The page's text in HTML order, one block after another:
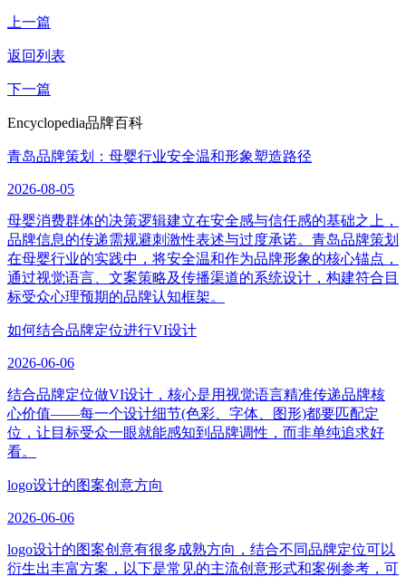
上一篇
返回列表
下一篇
Encyclopedia品牌百科
青岛品牌策划：母婴行业安全温和形象塑造路径
2026-08-05
母婴消费群体的决策逻辑建立在安全感与信任感的基础之上，
品牌信息的传递需规避刺激性表述与过度承诺。青岛品牌策划
在母婴行业的实践中，将安全温和作为品牌形象的核心锚点，
通过视觉语言、文案策略及传播渠道的系统设计，构建符合目
标受众心理预期的品牌认知框架。
如何结合品牌定位进行VI设计
2026-06-06
结合品牌定位做VI设计，核心是用视觉语言精准传递品牌核
心价值——每一个设计细节(色彩、字体、图形)都要匹配定
位，让目标受众一眼就能感知到品牌调性，而非单纯追求好
看。
logo设计的图案创意方向
2026-06-06
logo设计的图案创意有很多成熟方向，结合不同品牌定位可以
衍生出丰富方案，以下是常见的主流创意形式和案例参考，可